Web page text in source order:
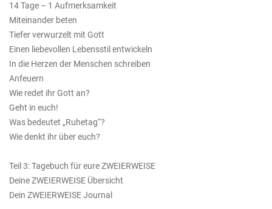
14 Tage – 1 Aufmerksamkeit
Miteinander beten
Tiefer verwurzelt mit Gott
Einen liebevollen Lebensstil entwickeln
In die Herzen der Menschen schreiben
Anfeuern
Wie redet ihr Gott an?
Geht in euch!
Was bedeutet „Ruhetag“?
Wie denkt ihr über euch?
Teil 3: Tagebuch für eure ZWEIERWEISE
Deine ZWEIERWEISE Übersicht
Dein ZWEIERWEISE Journal